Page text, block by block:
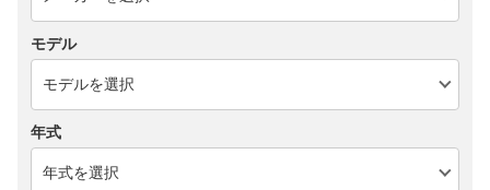
モデル
年式